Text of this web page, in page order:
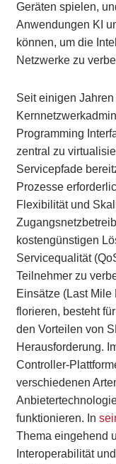
Geräten spielen,
Anwendungen KI
können, um die
Netzwerke zu
Seit einigen
Programming
zentral zu
Servicepfade
Prozesse
Flexibilität und
kostengünstigen
Servicequalität
Teilnehmer zu
Einsätze (Last
florieren, besteht
den Vorteilen von
Herausforderung.
Controller-
verschiedenen
funktionieren. In
Thema eingehend
Interoperabilität